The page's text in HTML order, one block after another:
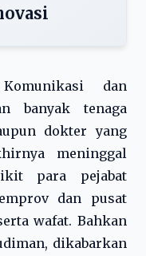
dan
banyak tenaga
dokter yang
meninggal
para pejabat
dan pusat
wafat. Bahkan
dikabarkan